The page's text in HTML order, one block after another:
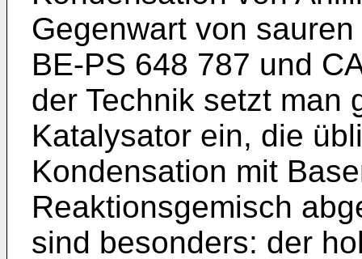
Gegenwart von
BE-PS 648 787 und
der Technik setzt man
Katalysator ein, die
Kondensation mit
Reaktionsgemisch
sind besonders: der